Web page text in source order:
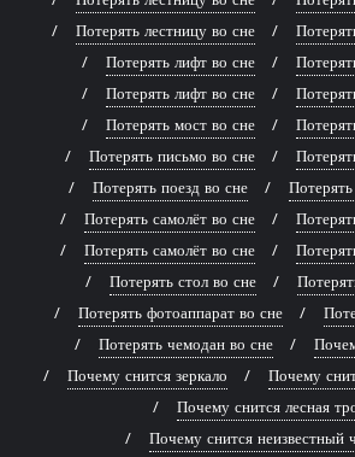
Потерять лестницу во сне
Потерять лифт во сне
Потерять лифт во сне
Потерять мост во сне
Потерять письмо во сне
Потерять поезд во сне
Потерять самолёт во сне
Потерять самолёт во сне
Потерять стол во сне
Потерять фотоаппарат во сне
Потерять чемодан во сне
Почему снится зеркало
Почему
Почему снится лесная
Почему снится неизвестный